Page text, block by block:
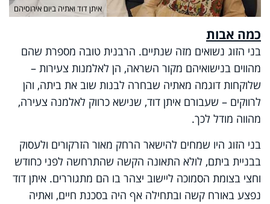
איתן דוד ואתיה ביום אירוסיהם
כמה אבות
בני הזוג נשואים מזה שנתיים. הרבנית טובה מספרת שהם
מהווים בנישואיהם מקור השראה, הן לאלמנות צעירות –
שלוקחות דוגמה מאתיה שבחרה לבנות שוב את ביתה, והן
לרווקים – שעבורם איתן דוד, שנישא כרווק לאלמנה צעירה,
מהווה מודל לכך.
בני הזוג היו שמחים להישאר הרחק מאור הזרקורים ולעסוק
בבניית ביתם, לולא התאונה הקשה שהתרחשה לפני כחודש
וחצי בצומת הסמוכה ליישוב יצהר בו הם מתגוררים. איתן דוד
נפצע באורח קשה ובתחילה אף היה בסכנת חיים, ואתיה